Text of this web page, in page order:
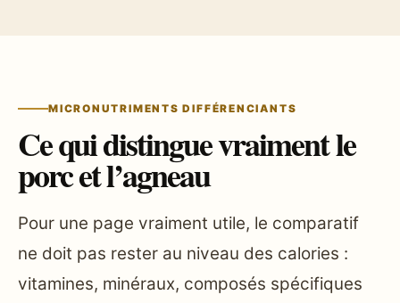
MICRONUTRIMENTS DIFFÉRENCIANTS
Ce qui distingue vraiment le
porc et l’agneau
Pour une page vraiment utile, le comparatif
ne doit pas rester au niveau des calories :
vitamines, minéraux, composés spécifiques